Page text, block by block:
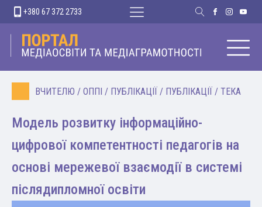
+380 67 372 2733
ВЧИТЕЛЮ / ОППІ / ПУБЛІКАЦІЇ / ПУБЛІКАЦІЇ / ТЕКА
Модель розвитку інформаційно-
цифрової компетентності педагогів на
основі мережевої взаємодії в системі
післядипломної освіти